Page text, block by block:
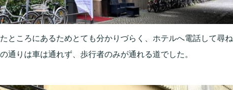
ところにあるためとても分かりづらく、ホテルへ電話して尋ね
通りは車は通れず、歩行者のみが通れる道でした。